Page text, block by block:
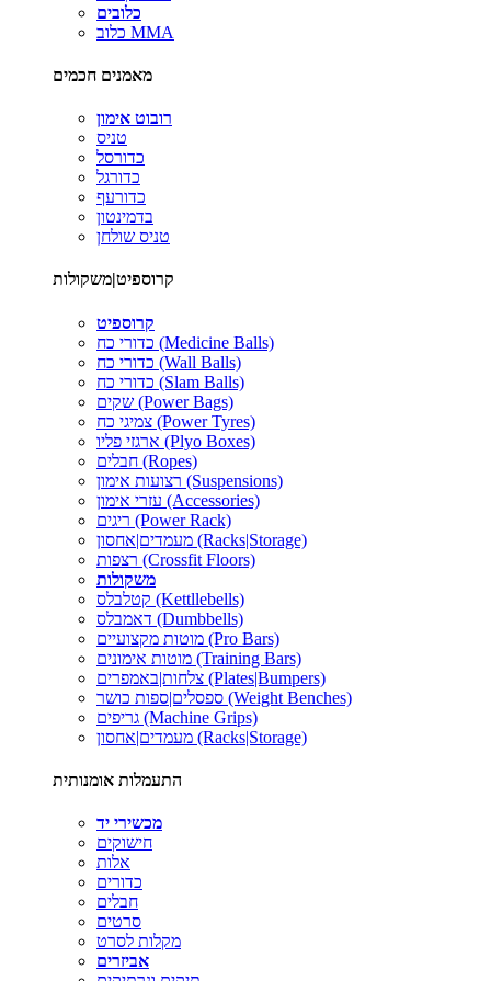
כלובים
כלוב MMA
מאמנים חכמים
רובוט אימון
טניס
כדורסל
כדורגל
כדורעף
בדמינטון
טניס שולחן
קרוספיט|משקולות
קרוספיט
כדורי כח (Medicine Balls)
כדורי כח (Wall Balls)
כדורי כח (Slam Balls)
שקים (Power Bags)
צמיגי כח (Power Tyres)
ארגזי פליו (Plyo Boxes)
חבלים (Ropes)
רצועות אימון (Suspensions)
עזרי אימון (Accessories)
ריגים (Power Rack)
מעמדים|אחסון (Racks|Storage)
רצפות (Crossfit Floors)
משקולות
קטלבלס (Kettllebells)
דאמבלס (Dumbbells)
מוטות מקצועיים (Pro Bars)
מוטות אימונים (Training Bars)
צלחות|באמפרים (Plates|Bumpers)
ספסלים|ספות כושר (Weight Benches)
גריפים (Machine Grips)
מעמדים|אחסון (Racks|Storage)
התעמלות אומנותית
מכשירי יד
חישוקים
אלות
כדורים
חבלים
סרטים
מקלות לסרט
אביזרים